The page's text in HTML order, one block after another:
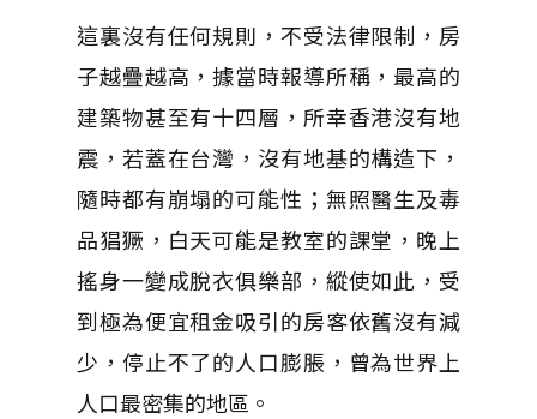
這裏沒有任何規則，不受法律限制，房
子越疊越高，據當時報導所稱，最高的
建築物甚至有十四層，所幸香港沒有地
震，若蓋在台灣，沒有地基的構造下，
隨時都有崩塌的可能性；無照醫生及毒
品猖獗，白天可能是教室的課堂，晚上
搖身一變成脫衣俱樂部，縱使如此，受
到極為便宜租金吸引的房客依舊沒有減
少，停止不了的人口膨脹，曾為世界上
人口最密集的地區。